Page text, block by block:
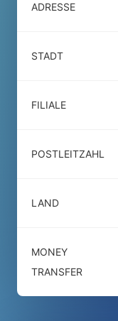
ADRESSE
STADT
FILIALE
POSTLEITZAHL
LAND
MONEY
TRANSFER